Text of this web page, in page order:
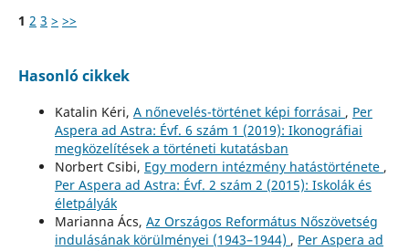
1 2 3 > >>
Hasonló cikkek
Katalin Kéri, A nőnevelés-történet képi forrásai , Per
Aspera ad Astra: Évf. 6 szám 1 (2019): Ikonográfiai
megközelítések a történeti kutatásban
Norbert Csibi, Egy modern intézmény hatástörténete ,
Per Aspera ad Astra: Évf. 2 szám 2 (2015): Iskolák és
életpályák
Marianna Ács, Az Országos Református Nőszövetség
indulásának körülményei (1943–1944) , Per Aspera ad